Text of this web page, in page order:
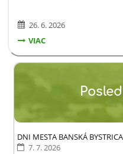
KONCOROČNÝ
V
VIAC
žiakov
našej
školy:
26. 6. 2026
DNI MESTA BANSKÁ
7. 7. 2026